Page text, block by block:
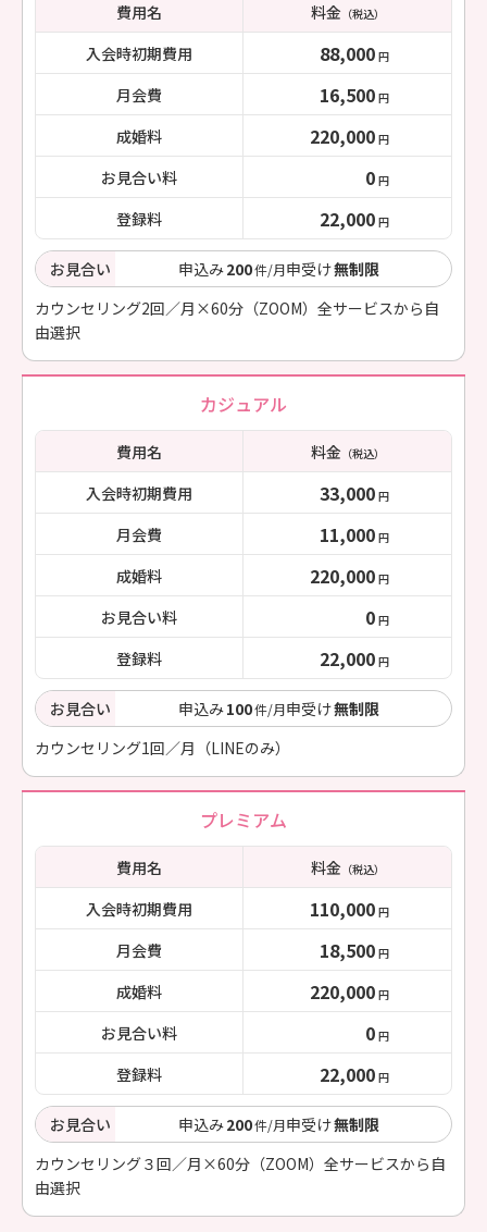
費用名 料金（税込）
入会時初期費用 88,000 円
月会費 16,500 円
成婚料 220,000 円
お見合い料 0 円
登録料 22,000 円
お見合い 申込み200件/月申受け無制限
カウンセリング2回／月×60分（ZOOM）全サービスから自
由選択
カジュアル
費用名 料金（税込）
入会時初期費用 33,000 円
月会費 11,000 円
成婚料 220,000 円
お見合い料 0 円
登録料 22,000 円
お見合い 申込み100件/月申受け無制限
カウンセリング1回／月（LINEのみ）
プレミアム
費用名 料金（税込）
入会時初期費用 110,000 円
月会費 18,500 円
成婚料 220,000 円
お見合い料 0 円
登録料 22,000 円
お見合い 申込み200件/月申受け無制限
カウンセリング３回／月×60分（ZOOM）全サービスから自
由選択